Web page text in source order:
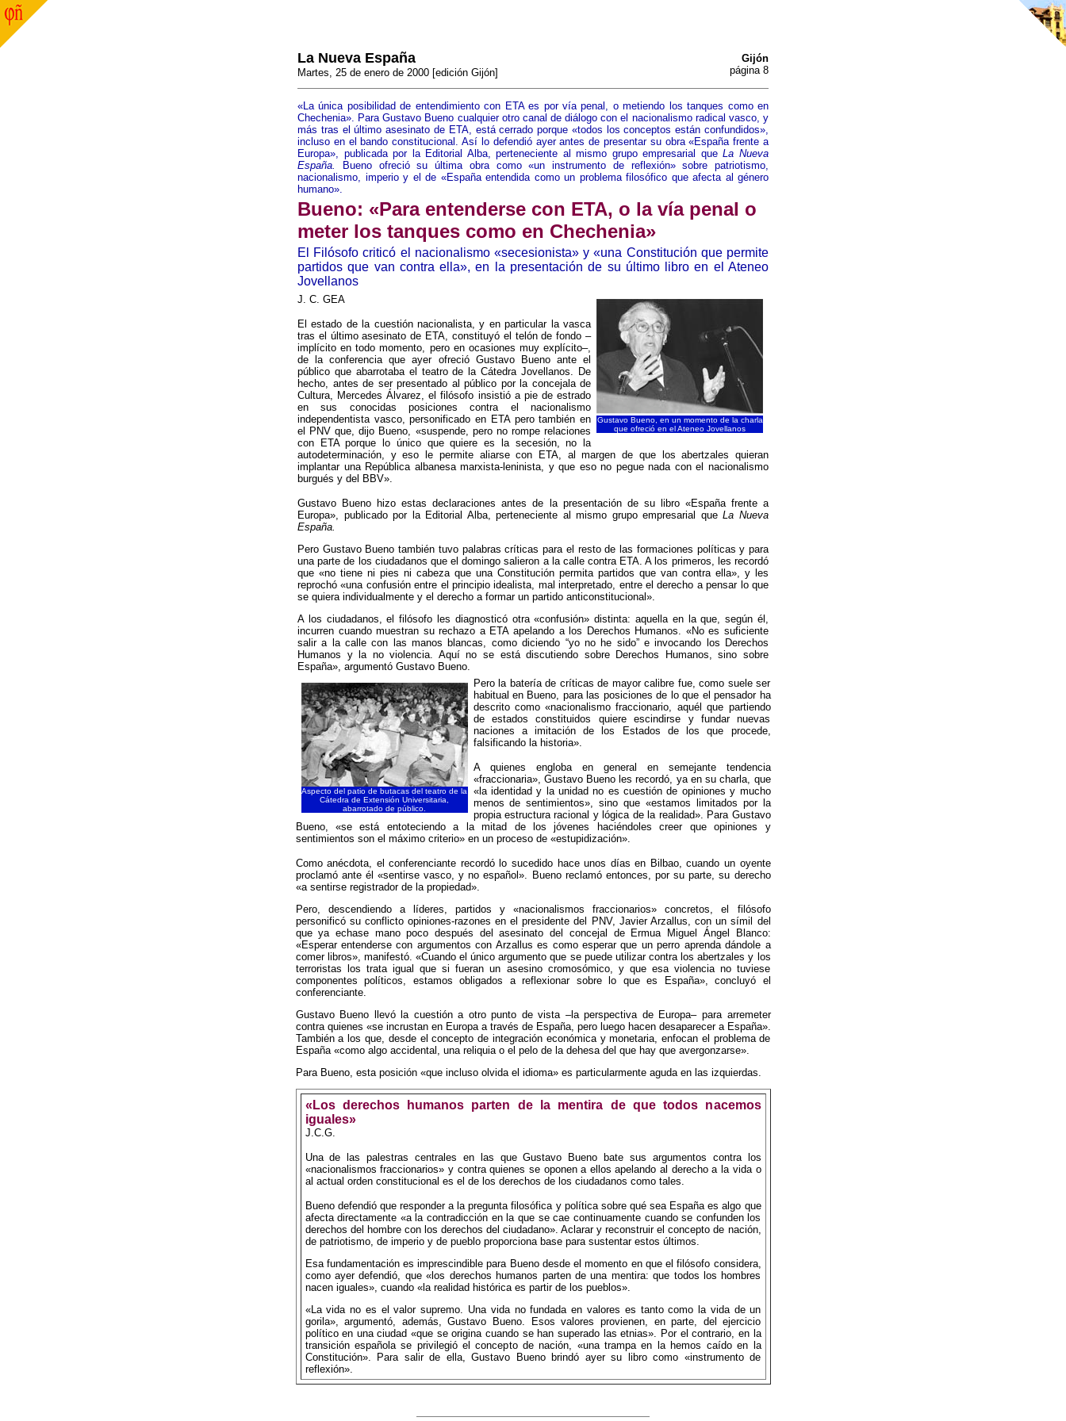
La Nueva España
Martes, 25 de enero de 2000 [edición Gijón]
Gijón
página 8
«La única posibilidad de entendimiento con ETA es por vía penal, o metiendo los tanques como en
Chechenia». Para Gustavo Bueno cualquier otro canal de diálogo con el nacionalismo radical vasco, y
más tras el último asesinato de ETA, está cerrado porque «todos los conceptos están confundidos»,
incluso en el bando constitucional. Así lo defendió ayer antes de presentar su obra «España frente a
Europa», publicada por la Editorial Alba, perteneciente al mismo grupo empresarial queLa Nueva
España.
Bueno ofreció su última obra como «un instrumento de reflexión» sobre patriotismo,
nacionalismo, imperio y el de «España entendida como un problema filosófico que afecta al género
humano».
Bueno: «Para entenderse con ETA, o la vía penal o
meter los tanques como en Chechenia»
El Filósofo criticó el nacionalismo «secesionista» y «una Constitución que permite
partidos que van contra ella», en la presentación de su último libro en el Ateneo
Jovellanos
Gustavo Bueno, en un momento de la charla
que ofreció en el Ateneo Jovellanos
J. C. GEA
El estado de la cuestión nacionalista, y en particular la vasca
tras el último asesinato de ETA, constituyó el telón de fondo –
implícito en todo momento, pero en ocasiones muy explícito–,
de la conferencia que ayer ofreció Gustavo Bueno ante el
público que abarrotaba el teatro de la Cátedra Jovellanos. De
hecho, antes de ser presentado al público por la concejala de
Cultura, Mercedes Álvarez, el filósofo insistió a pie de estrado
en sus conocidas posiciones contra el nacionalismo
independentista vasco, personificado en ETA pero también en
el PNV que, dijo Bueno, «suspende, pero no rompe relaciones
con ETA porque lo único que quiere es la secesión, no la
autodeterminación, y eso le permite aliarse con ETA, al margen de que los abertzales quieran
implantar una República albanesa marxista-leninista, y que eso no pegue nada con el nacionalismo
burgués y del BBV».
Gustavo Bueno hizo estas declaraciones antes de la presentación de su libro «España frente a
Europa», publicado por la Editorial Alba, perteneciente al mismo grupo empresarial queLa Nueva
España.
Pero Gustavo Bueno también tuvo palabras críticas para el resto de las formaciones políticas y para
una parte de los ciudadanos que el domingo salieron a la calle contra ETA. A los primeros, les recordó
que «no tiene ni pies ni cabeza que una Constitución permita partidos que van contra ella», y les
reprochó «una confusión entre el principio idealista, mal interpretado, entre el derecho a pensar lo que
se quiera individualmente y el derecho a formar un partido anticonstitucional».
A los ciudadanos, el filósofo les diagnosticó otra «confusión» distinta: aquella en la que, según él,
incurren cuando muestran su rechazo a ETA apelando a los Derechos Humanos. «No es suficiente
salir a la calle con las manos blancas, como diciendo “yo no he sido” e invocando los Derechos
Humanos y la no violencia. Aquí no se está discutiendo sobre Derechos Humanos, sino sobre
España», argumentó Gustavo Bueno.
Aspecto del patio de butacas del teatro de la
Cátedra de Extensión Universitaria,
abarrotado de público.
Pero la batería de críticas de mayor calibre fue, como suele ser
habitual en Bueno, para las posiciones de lo que el pensador ha
descrito como «nacionalismo fraccionario, aquél que partiendo
de estados constituidos quiere escindirse y fundar nuevas
naciones a imitación de los Estados de los que procede,
falsificando la historia».
A quienes engloba en general en semejante tendencia
«fraccionaria», Gustavo Bueno les recordó, ya en su charla, que
«la identidad y la unidad no es cuestión de opiniones y mucho
menos de sentimientos», sino que «estamos limitados por la
propia estructura racional y lógica de la realidad». Para Gustavo
Bueno, «se está entoteciendo a la mitad de los jóvenes haciéndoles creer que opiniones y
sentimientos son el máximo criterio» en un proceso de «estupidización».
Como anécdota, el conferenciante recordó lo sucedido hace unos días en Bilbao, cuando un oyente
proclamó ante él «sentirse vasco, y no español». Bueno reclamó entonces, por su parte, su derecho
«a sentirse registrador de la propiedad».
Pero, descendiendo a líderes, partidos y «nacionalismos fraccionarios» concretos, el filósofo
personificó su conflicto opiniones-razones en el presidente del PNV, Javier Arzallus, con un símil del
que ya echase mano poco después del asesinato del concejal de Ermua Miguel Ángel Blanco:
«Esperar entenderse con argumentos con Arzallus es como esperar que un perro aprenda dándole a
comer libros», manifestó. «Cuando el único argumento que se puede utilizar contra los abertzales y los
terroristas los trata igual que si fueran un asesino cromosómico, y que esa violencia no tuviese
componentes políticos, estamos obligados a reflexionar sobre lo que es España», concluyó el
conferenciante.
Gustavo Bueno llevó la cuestión a otro punto de vista –la perspectiva de Europa– para arremeter
contra quienes «se incrustan en Europa a través de España, pero luego hacen desaparecer a España».
También a los que, desde el concepto de integración económica y monetaria, enfocan el problema de
España «como algo accidental, una reliquia o el pelo de la dehesa del que hay que avergonzarse».
Para Bueno, esta posición «que incluso olvida el idioma» es particularmente aguda en las izquierdas.
«Los derechos humanos parten de la mentira de que todos nacemos
iguales»
J.C.G.
Una de las palestras centrales en las que Gustavo Bueno bate sus argumentos contra los
«nacionalismos fraccionarios» y contra quienes se oponen a ellos apelando al derecho a la vida o
al actual orden constitucional es el de los derechos de los ciudadanos como tales.
Bueno defendió que responder a la pregunta filosófica y política sobre qué sea España es algo que
afecta directamente «a la contradicción en la que se cae continuamente cuando se confunden los
derechos del hombre con los derechos del ciudadano». Aclarar y reconstruir el concepto de nación,
de patriotismo, de imperio y de pueblo proporciona base para sustentar estos últimos.
Esa fundamentación es imprescindible para Bueno desde el momento en que el filósofo considera,
como ayer defendió, que «los derechos humanos parten de una mentira: que todos los hombres
nacen iguales», cuando «la realidad histórica es partir de los pueblos».
«La vida no es el valor supremo. Una vida no fundada en valores es tanto como la vida de un
gorila», argumentó, además, Gustavo Bueno. Esos valores provienen, en parte, del ejercicio
político en una ciudad «que se origina cuando se han superado las etnias». Por el contrario, en la
transición española se privilegió el concepto de nación, «una trampa en la hemos caído en la
Constitución». Para salir de ella, Gustavo Bueno brindó ayer su libro como «instrumento de
reflexión».